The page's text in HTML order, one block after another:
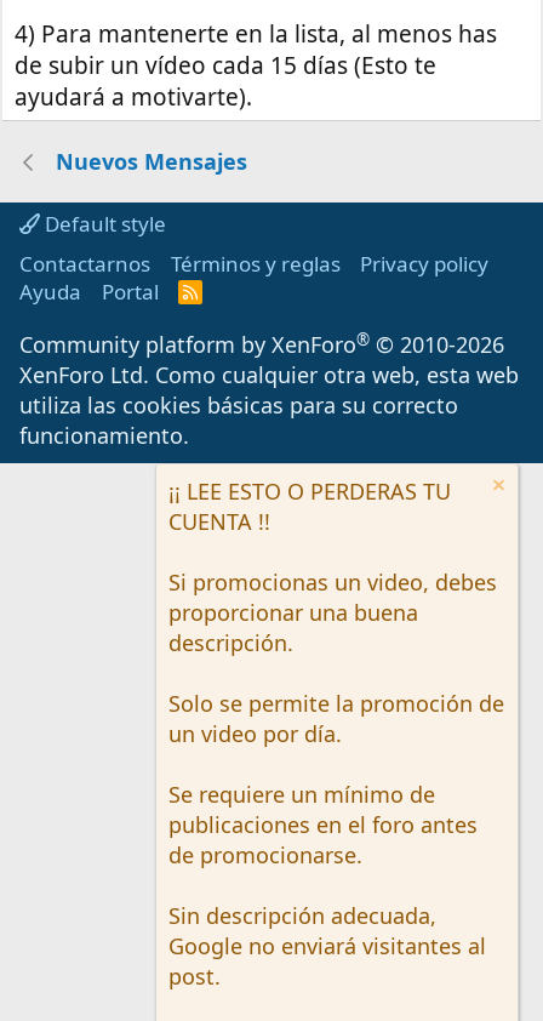
4) Para mantenerte en la lista, al menos has
de subir un vídeo cada 15 días (Esto te
ayudará a motivarte).
Nuevos Mensajes
Default style
Contactarnos
Términos y reglas
Privacy policy
Ayuda
Portal
R
S
Community platform by XenForo® © 2010-2026
XenForo Ltd. Como cualquier otra web, esta web
utiliza las cookies básicas para su correcto
funcionamiento.
¡¡ LEE ESTO O PERDERAS TU
CUENTA !!
Si promocionas un video, debes
proporcionar una buena
descripción.
Solo se permite la promoción de
un video por día.
Se requiere un mínimo de
publicaciones en el foro antes
de promocionarse.
Sin descripción adecuada,
Google no enviará visitantes al
post.